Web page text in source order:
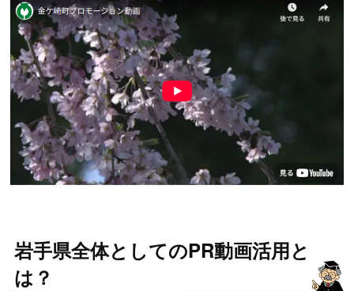
岩手県全体としてのPR動画活用と
は？